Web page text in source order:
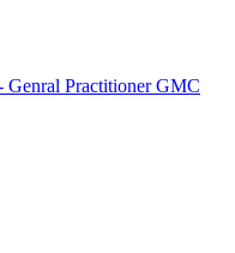
Practitioner GMC